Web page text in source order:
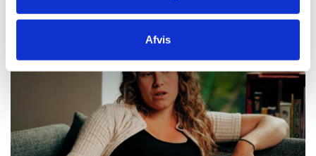
Afvis